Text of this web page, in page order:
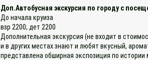
Доп.Автобусная экскурсия по городу с
До начала круиза
взр 2200; дет 2200
Дополнительная экскурсия (не входит в
и в других местах знают и любят вкусный,
представлена обширная экспозиция по